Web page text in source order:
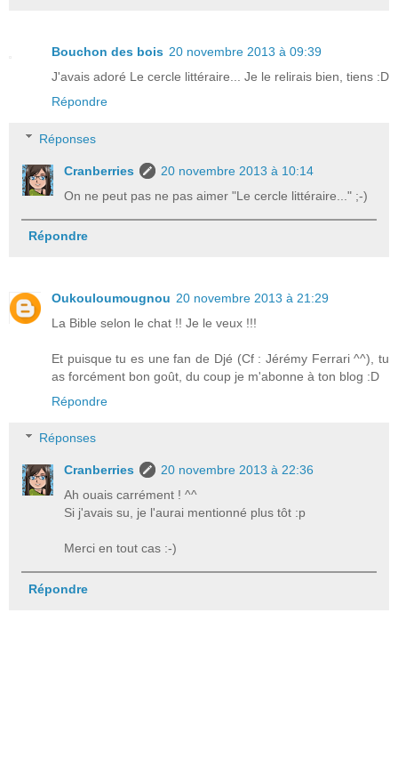
Bouchon des bois 20 novembre 2013 à 09:39
J'avais adoré Le cercle littéraire... Je le relirais bien, tiens :D
Répondre
Réponses
Cranberries
20 novembre 2013 à 10:14
On ne peut pas ne pas aimer "Le cercle littéraire..." ;-)
Répondre
Oukouloumougnou 20 novembre 2013 à 21:29
La Bible selon le chat !! Je le veux !!!
Et puisque tu es une fan de Djé (Cf : Jérémy Ferrari ^^), tu
as forcément bon goût, du coup je m'abonne à ton blog :D
Répondre
Réponses
Cranberries
20 novembre 2013 à 22:36
Ah ouais carrément ! ^^
Si j'avais su, je l'aurai mentionné plus tôt :p
Merci en tout cas :-)
Répondre